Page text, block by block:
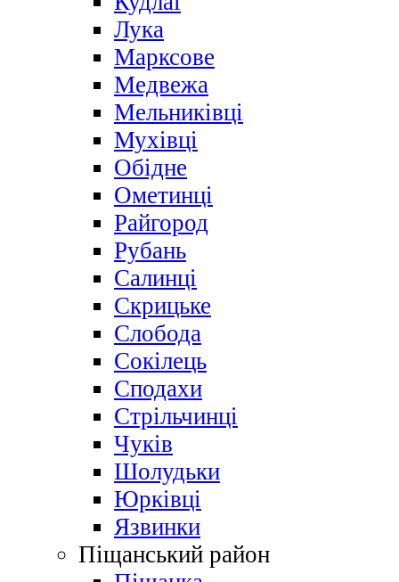
Лука
Марксове
Медвежа
Мельниківці
Мухівці
Обідне
Ометинці
Райгород
Рубань
Салинці
Скрицьке
Слобода
Сокілець
Сподахи
Стрільчинці
Чуків
Шолудьки
Юрківці
Язвинки
Піщанський район